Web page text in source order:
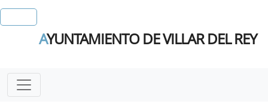
AYUNTAMIENTO DE VILLAR DEL REY